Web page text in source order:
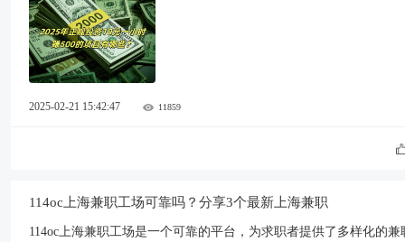
2025-02-21 15:42:47 11859
114oc上海兼职工场可靠吗？分享3个最新上海兼职
114oc上海兼职工场是一个可靠的平台，为求职者提供了多样化的